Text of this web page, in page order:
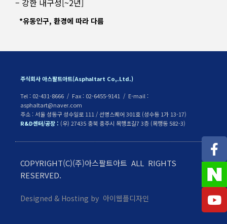
*유동인구, 환경에 따라 다름
주식회사 아스팔트아트(Asphaltart Co,.Ltd.)
Tel : 02-431-8666 / Fax : 02-6455-9141 / E-mail :
asphaltart@naver.com
주소 : 서울 성동구 성수일로 111 / 선명스퀘어 301호 (성수동 1가 13-17)
R&D센터/공장 : (우) 27435 충북 충주시 목행초길7 3층 (목행동 582-3)
COPYRIGHT(C)(주)아스팔트아트 ALL RIGHTS
RESERVED.
Designed & Hosting by 아이웹플디자인